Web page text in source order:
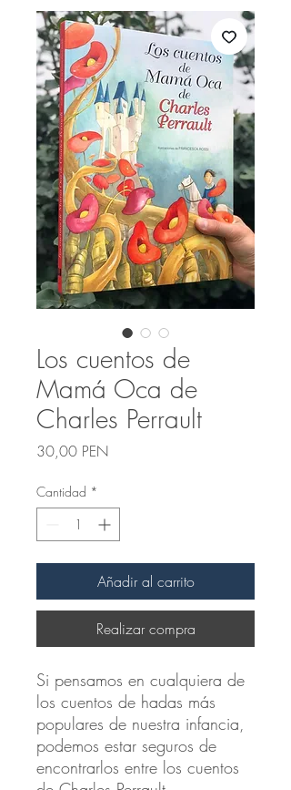
Los cuentos de
Mamá Oca de
Charles Perrault
30,00 PENPrecio
Cantidad *
Añadir al carrito
Realizar compra
Si pensamos en cualquiera de
los cuentos de hadas más
populares de nuestra infancia,
podemos estar seguros de
encontrarlos entre los cuentos